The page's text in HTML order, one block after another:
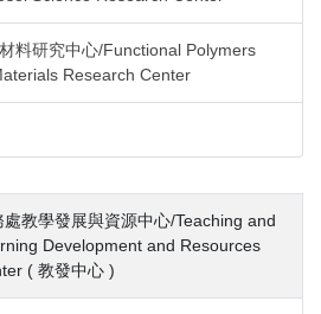
料研究中心/Functional Polymers
Research Center
處教學發展與資源中心/Teaching and
Development and Resources
( 教發中心 )